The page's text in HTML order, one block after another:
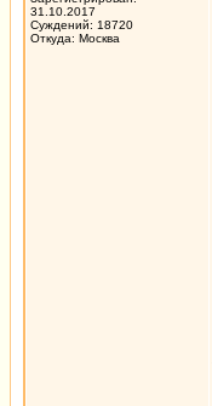
31.10.2017
Суждений: 18720
Откуда: Москва